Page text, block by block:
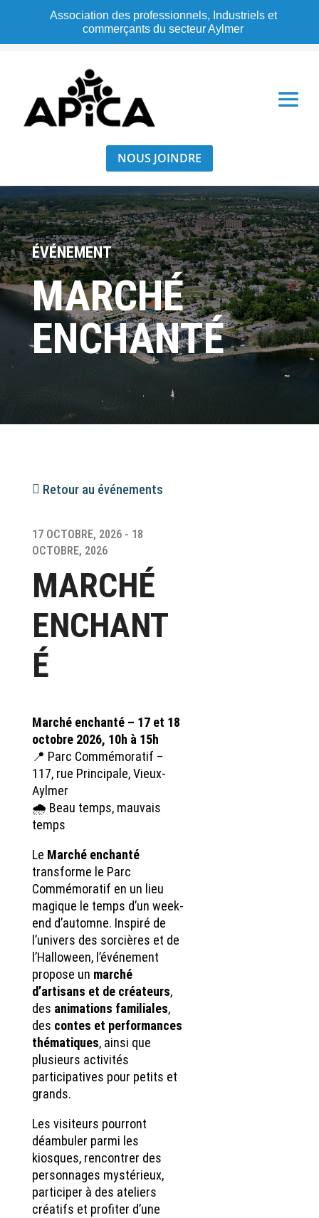
Association des professionnels, Industriels et
commerçants du secteur Aylmer
NOUS JOINDRE
ÉVÉNEMENT
MARCHÉ
ENCHANTÉ
Retour au événements
17 OCTOBRE, 2026 - 18
OCTOBRE, 2026
MARCHÉ
ENCHANT
É
Marché enchanté – 17 et 18
octobre 2026, 10h à 15h
📍 Parc Commémoratif –
117, rue Principale, Vieux-
Aylmer
🌧️ Beau temps, mauvais
temps
Le Marché enchanté
transforme le Parc
Commémoratif en un lieu
magique le temps d’un week-
end d’automne. Inspiré de
l’univers des sorcières et de
l’Halloween, l’événement
propose un marché
d’artisans et de créateurs,
des animations familiales,
des contes et performances
thématiques, ainsi que
plusieurs activités
participatives pour petits et
grands.
Les visiteurs pourront
déambuler parmi les
kiosques, rencontrer des
personnages mystérieux,
participer à des ateliers
créatifs et profiter d’une